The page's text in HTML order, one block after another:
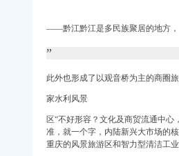
年重庆九龙坡巴国城海
,一般团一张券就够了
讯中心
地图
便民提示
——黔江黔江是多民族聚居的地方，
”
此外也形成了以观音桥为主的商
家水利风景
区“不好形容？文化及商贸流通中
准， 就一个字， 内陆新兴大市场的
重庆的风景旅游区和智力型清洁工